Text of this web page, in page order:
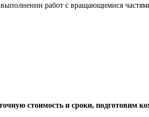
работ с вращающимися
стоимость и сроки, подготовим